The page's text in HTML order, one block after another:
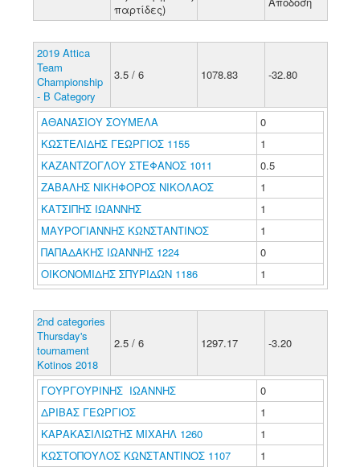
παρτίδες)
2019 Attica
Team
Championship
- B Category
3.5 / 6 1078.83 -32.80
ΑΘΑΝΑΣΙΟΥ ΣΟΥΜΕΛΑ
0
ΚΩΣΤΕΛΙΔΗΣ ΓΕΩΡΓΙΟΣ 1155
1
ΚΑΖΑΝΤΖΟΓΛΟΥ ΣΤΕΦΑΝΟΣ 1011
0.5
ΖΑΒΑΛΗΣ ΝΙΚΗΦΟΡΟΣ ΝΙΚΟΛΑΟΣ
1
ΚΑΤΣΙΠΗΣ ΙΩΑΝΝΗΣ
1
ΜΑΥΡΟΓΙΑΝΝΗΣ ΚΩΝΣΤΑΝΤΙΝΟΣ
1
ΠΑΠΑΔΑΚΗΣ ΙΩΑΝΝΗΣ 1224
0
ΟΙΚΟΝΟΜΙΔΗΣ ΣΠΥΡΙΔΩΝ 1186
1
2nd categories
Thursday's
tournament
Kotinos 2018
2.5 / 6 1297.17 -3.20
ΓΟΥΡΓΟΥΡΙΝΗΣ ΙΩΑΝΝΗΣ
0
ΔΡΙΒΑΣ ΓΕΩΡΓΙΟΣ
1
ΚΑΡΑΚΑΣΙΛΙΩΤΗΣ ΜΙΧΑΗΛ 1260
1
ΚΩΣΤΟΠΟΥΛΟΣ ΚΩΝΣΤΑΝΤΙΝΟΣ 1107
1